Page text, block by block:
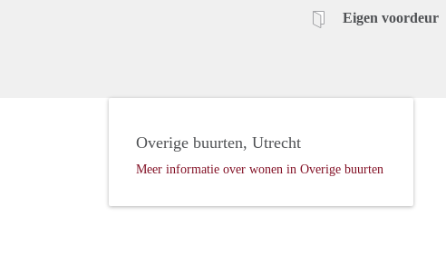
Eigen voordeur
Overige buurten, Utrecht
Meer informatie over wonen in Overige buurten